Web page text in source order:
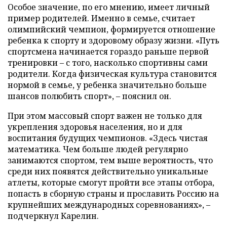
Особое значение, по его мнению, имеет личный
пример родителей. Именно в семье, считает
олимпийский чемпион, формируется отношение
ребенка к спорту и здоровому образу жизни. «Путь
спортсмена начинается гораздо раньше первой
тренировки – с того, насколько спортивны сами
родители. Когда физическая культура становится
нормой в семье, у ребенка значительно больше
шансов полюбить спорт», – пояснил он.
При этом массовый спорт важен не только для
укрепления здоровья населения, но и для
воспитания будущих чемпионов. «Здесь чистая
математика. Чем больше людей регулярно
занимаются спортом, тем выше вероятность, что
среди них появятся действительно уникальные
атлеты, которые смогут пройти все этапы отбора,
попасть в сборную страны и прославить Россию на
крупнейших международных соревнованиях», –
подчеркнул Карелин.